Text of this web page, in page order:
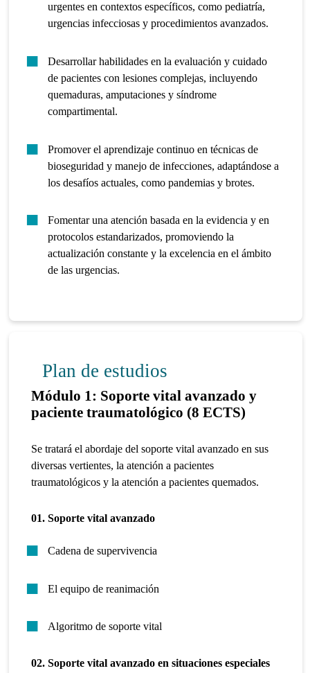
urgentes en contextos específicos, como pediatría,
urgencias infecciosas y procedimientos avanzados.
Desarrollar habilidades en la evaluación y cuidado
de pacientes con lesiones complejas, incluyendo
quemaduras, amputaciones y síndrome
compartimental.
Promover el aprendizaje continuo en técnicas de
bioseguridad y manejo de infecciones, adaptándose a
los desafíos actuales, como pandemias y brotes.
Fomentar una atención basada en la evidencia y en
protocolos estandarizados, promoviendo la
actualización constante y la excelencia en el ámbito
de las urgencias.
Plan de estudios
Módulo 1: Soporte vital avanzado y
paciente traumatológico (8 ECTS)
Se tratará el abordaje del soporte vital avanzado en sus
diversas vertientes, la atención a pacientes
traumatológicos y la atención a pacientes quemados.
01. Soporte vital avanzado
Cadena de supervivencia
El equipo de reanimación
Algoritmo de soporte vital
02. Soporte vital avanzado en situaciones especiales